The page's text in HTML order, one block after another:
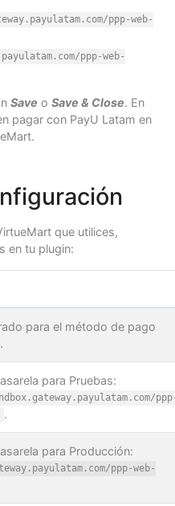
ppp-web-
ppp-web-
Save o Save & Close. En
pagar con PayU Latam en
que utilices,
en tu plugin:
para el método de pago
.
para Pruebas:
.
para Producción:
ppp-web-